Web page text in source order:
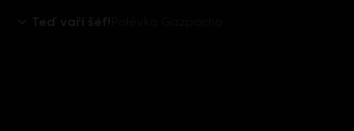
Teď vaří šéf!